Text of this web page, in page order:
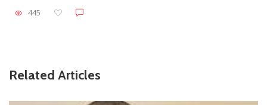
445
Related Articles